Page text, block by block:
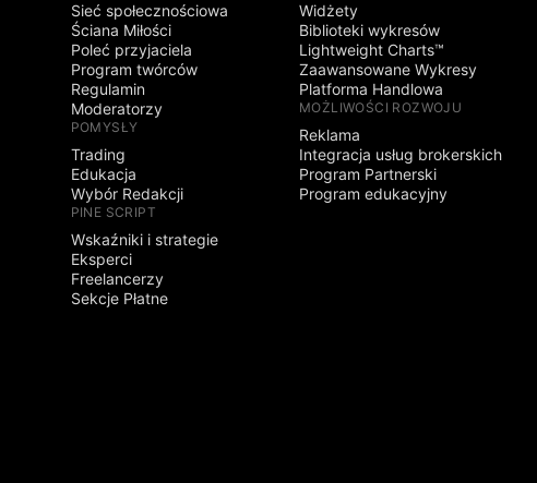
Sieć społecznościowa
Ściana Miłości
Poleć przyjaciela
Program twórców
Regulamin
Moderatorzy
POMYSŁY
Trading
Edukacja
Wybór Redakcji
PINE SCRIPT
Wskaźniki i strategie
Eksperci
Freelancerzy
Sekcje Płatne
Widżety
Biblioteki wykresów
Lightweight Charts™
Zaawansowane Wykresy
Platforma Handlowa
MOŻLIWOŚCI ROZWOJU
Reklama
Integracja usług brokerskich
Program Partnerski
Program edukacyjny